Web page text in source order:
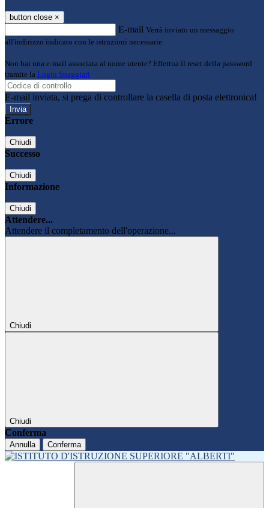
button close ×
E-mail Verrà inviato un messaggio
all'indirizzo indicato con le istruzioni necessarie.
Non hai una e-mail associata al nome utente? Effettua il reset della password
tramite la Login Spaggiari
E-mail inviata, si prega di controllare la casella di posta elettronica!
Errore
Chiudi
Successo
Chiudi
Informazione
Chiudi
Attendere...
Attendere il completamento dell'operazione...
Chiudi
Chiudi
Conferma
Annulla Conferma